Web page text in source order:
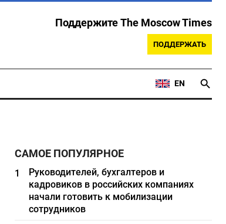
Поддержите The Moscow Times
ПОДДЕРЖАТЬ
EN
САМОЕ ПОПУЛЯРНОЕ
1
Руководителей, бухгалтеров и
кадровиков в российских компаниях
начали готовить к мобилизации
сотрудников